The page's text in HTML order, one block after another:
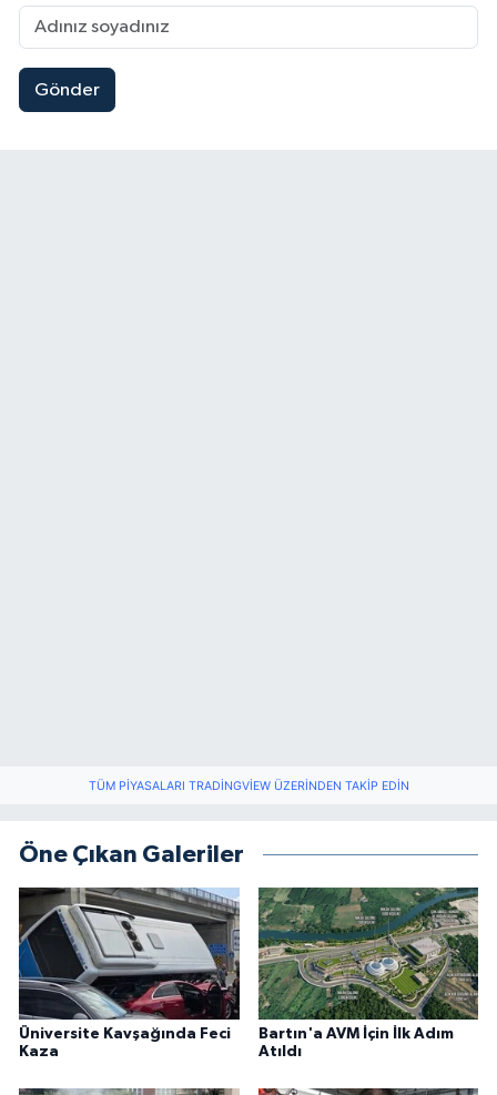
Gönder
TÜM PIYASALARI TRADINGVIEW ÜZERINDEN TAKIP EDIN
Öne Çıkan Galeriler
Üniversite Kavşağında Feci
Kaza
Bartın'a AVM İçin İlk Adım
Atıldı